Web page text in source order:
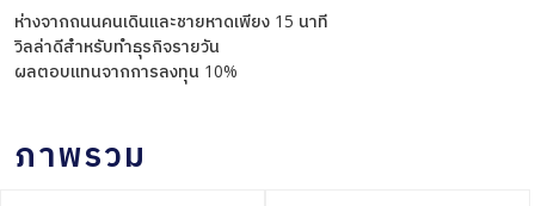
ห่างจากถนนคนเดินและชายหาดเพียง 15 นาที
วิลล่าดีสำหรับทำธุรกิจรายวัน
ผลตอบแทนจากการลงทุน 10%
ภาพรวม